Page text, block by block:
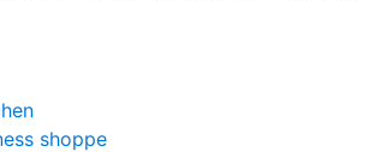
shoppe